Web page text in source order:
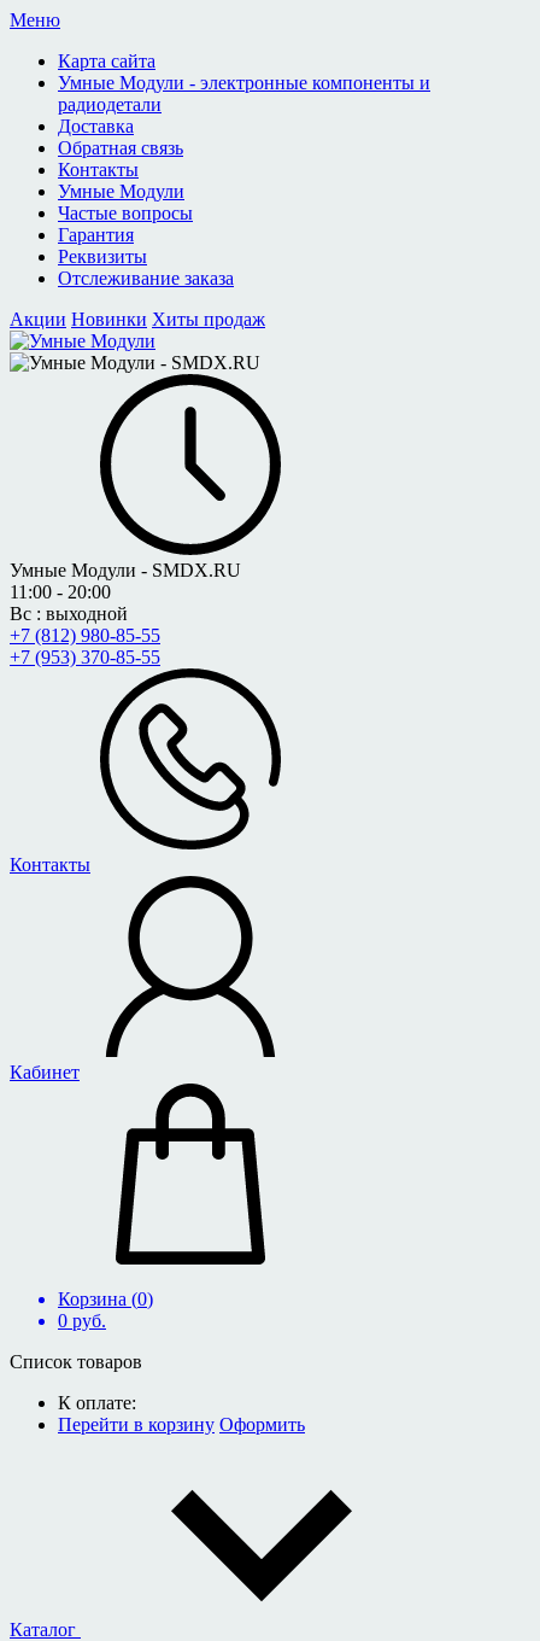
Меню
Карта сайта
Умные Модули - электронные компоненты и
радиодетали
Доставка
Обратная связь
Контакты
Умные Модули
Частые вопросы
Гарантия
Реквизиты
Отслеживание заказа
Акции Новинки Хиты продаж
Умные Модули - SMDX.RU
11:00 - 20:00
Вс : выходной
+7 (812) 980-85-55
+7 (953) 370-85-55
Контакты
Кабинет
Корзина (0)
0 руб.
Список товаров
К оплате:
Перейти в корзину Оформить
Каталог